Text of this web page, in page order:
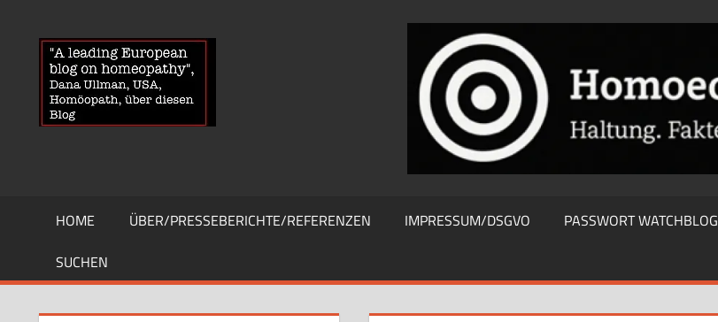
springen
HOMOEOPATHIEWATCHBLOG
News
über
Homöopathie
und
Globuli-
HOME ÜBER/PRESSEBERICHTE/REFERENZEN IMPRESSUM/DSGVO PASSWORT WATCHBLOG
SUCHEN